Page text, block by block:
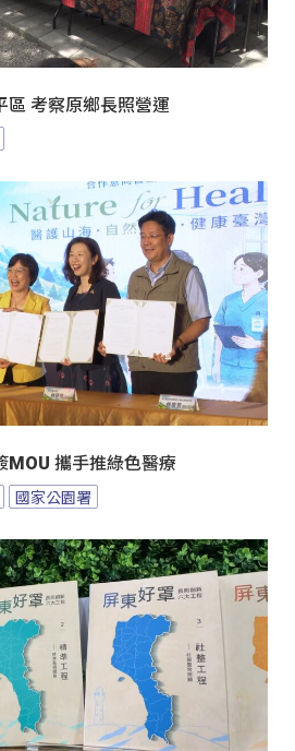
區 考察原鄉長照營運
MOU 攜手推綠色醫療
國家公園署